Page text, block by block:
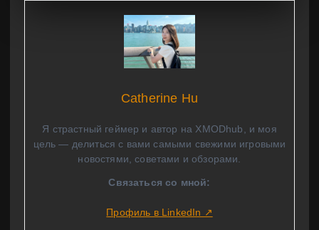
Catherine Hu
Я страстный геймер и автор на XMODhub, и моя
цель — делиться с вами самыми свежими игровыми
новостями, советами и обзорами.
Связаться со мной:
Профиль в LinkedIn ↗